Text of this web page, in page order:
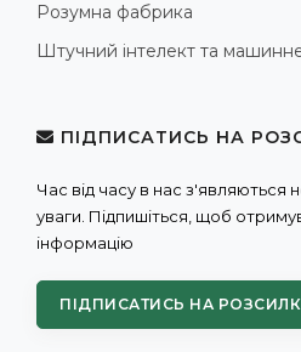
Розумна фабрика
Штучний інтелект та
ПІДПИСАТИСЬ НА
Час від часу в нас з'являються
уваги. Підпишіться, щоб
інформацію
ПІДПИСАТИСЬ НА